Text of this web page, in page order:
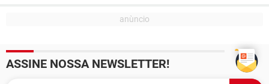
ASSINE NOSSA NEWSLETTER!